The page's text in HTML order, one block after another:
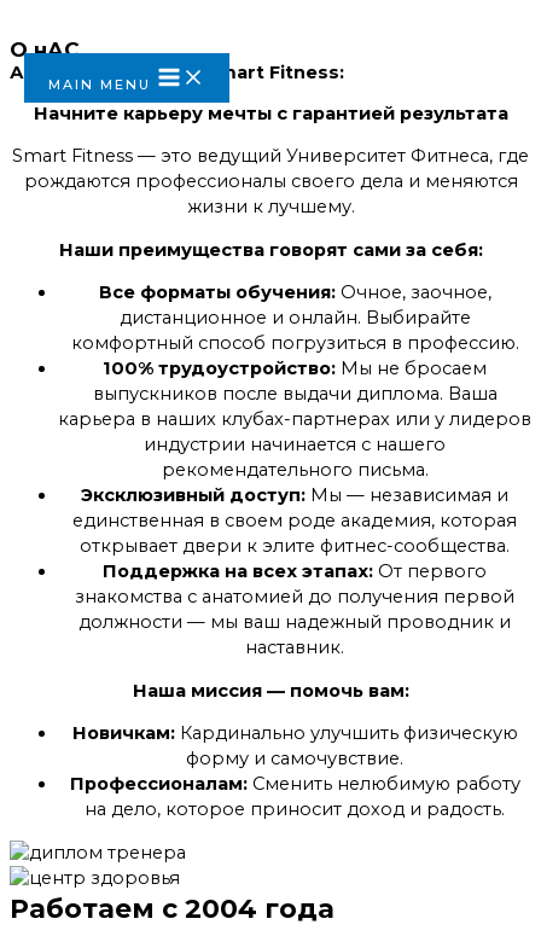
MAIN MENU
О нАС
Академия Фитнеса Smart Fitness:
Начните карьеру мечты с гарантией результата
Smart Fitness — это ведущий Университет Фитнеса, где
рождаются профессионалы своего дела и меняются
жизни к лучшему.
Наши преимущества говорят сами за себя:
Все форматы обучения:Очное, заочное,
дистанционное и онлайн. Выбирайте
комфортный способ погрузиться в профессию.
100% трудоустройство: Мы не бросаем
выпускников после выдачи диплома. Ваша
карьера в наших клубах-партнерах или у лидеров
индустрии начинается с нашего
рекомендательного письма.
Эксклюзивный доступ: Мы — независимая и
единственная в своем роде академия, которая
открывает двери к элите фитнес-сообщества.
Поддержка на всех этапах: От первого
знакомства с анатомией до получения первой
должности — мы ваш надежный проводник и
наставник.
Наша миссия — помочь вам:
Новичкам:Кардинально улучшить физическую
форму и самочувствие.
Профессионалам:Сменить нелюбимую работу
на дело, которое приносит доход и радость.
Работаем с 2004 года